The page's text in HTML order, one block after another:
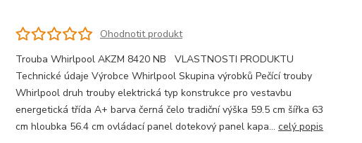
Ohodnotit produkt
Trouba Whirlpool AKZM 8420 NB VLASTNOSTI PRODUKTU
Technické údaje Výrobce Whirlpool Skupina výrobků Pečící trouby
Whirlpool druh trouby elektrická typ konstrukce pro vestavbu
energetická třída A+ barva černá čelo tradiční výška 59.5 cm šířka 63
cm hloubka 56.4 cm ovládací panel dotekový panel kapa... celý popis